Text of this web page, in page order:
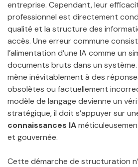
entreprise. Cependant, leur
professionnel est directement
qualité et la structure des
accès. Une erreur commune
l’alimentation d’une IA comme un
documents bruts dans un
mène inévitablement à des
obsolètes ou factuellement
modèle de langage devienne un
stratégique, il doit s’appuyer sur
connaissances IA
et gouvernée.
Cette démarche de structuration